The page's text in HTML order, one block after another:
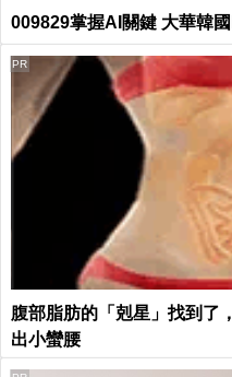
009829掌握AI關鍵 大華韓
腹部脂肪的「剋星」找到了
出小蠻腰
PR